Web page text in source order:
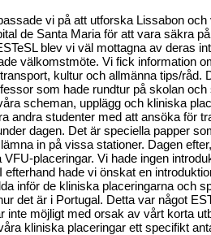
vi på att utforska Lissabon
de Santa Maria för att vara säkra
blev vi väl mottagna av deras
välkomstmöte. Vi fick information
kultur och allmänna tips/råd.
som hade rundtur på skolan
scheman, upplägg och kliniska
andra studenter med att ansöka för
dagen. Det är speciella papper
in på vissa stationer. Dagen
VFU-placeringar. Vi hade ingen
efterhand hade vi önskat en
inför de kliniska placeringarna och
det är i Portugal. Detta var något
inte möjligt med orsak av vårt korta
kliniska placeringar ett specifikt